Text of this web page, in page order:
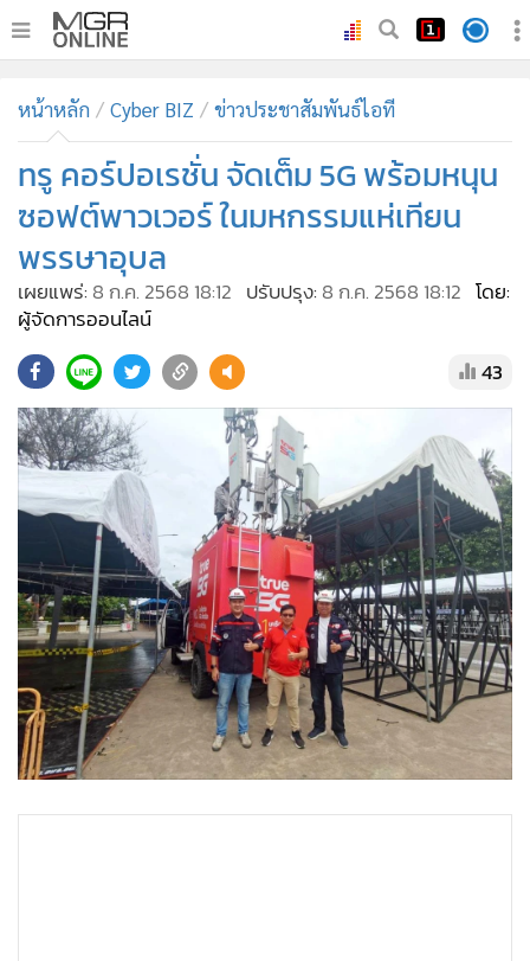
ทันเหตุการณ์
• ภาคใต้
ภูมิภาค
• บันเทิง
• ผู้จัดการรายวัน
• ละคร
• CbizReview
• Cyber BIZ
• ผู้จัดกวน
Good health & Well-being
• Green Innovation & SD
• Management & HR
• MGR Live
•
Infographic
• การเมือง
• ท่องเที่ยว
• กีฬา
หน้าหลัก Cyber BIZ ข่าวประชาสัมพันธ์ไอที
ทรู คอร์ปอเรชั่น จัดเต็ม 5G พร้อมหนุน
ซอฟต์พาวเวอร์ ในมหกรรมแห่เทียน
พรรษาอุบล
เผยแพร่: 8 ก.ค. 2568 18:12 ปรับปรุง: 8 ก.ค. 2568 18:12 โดย:
ผู้จัดการออนไลน์
43